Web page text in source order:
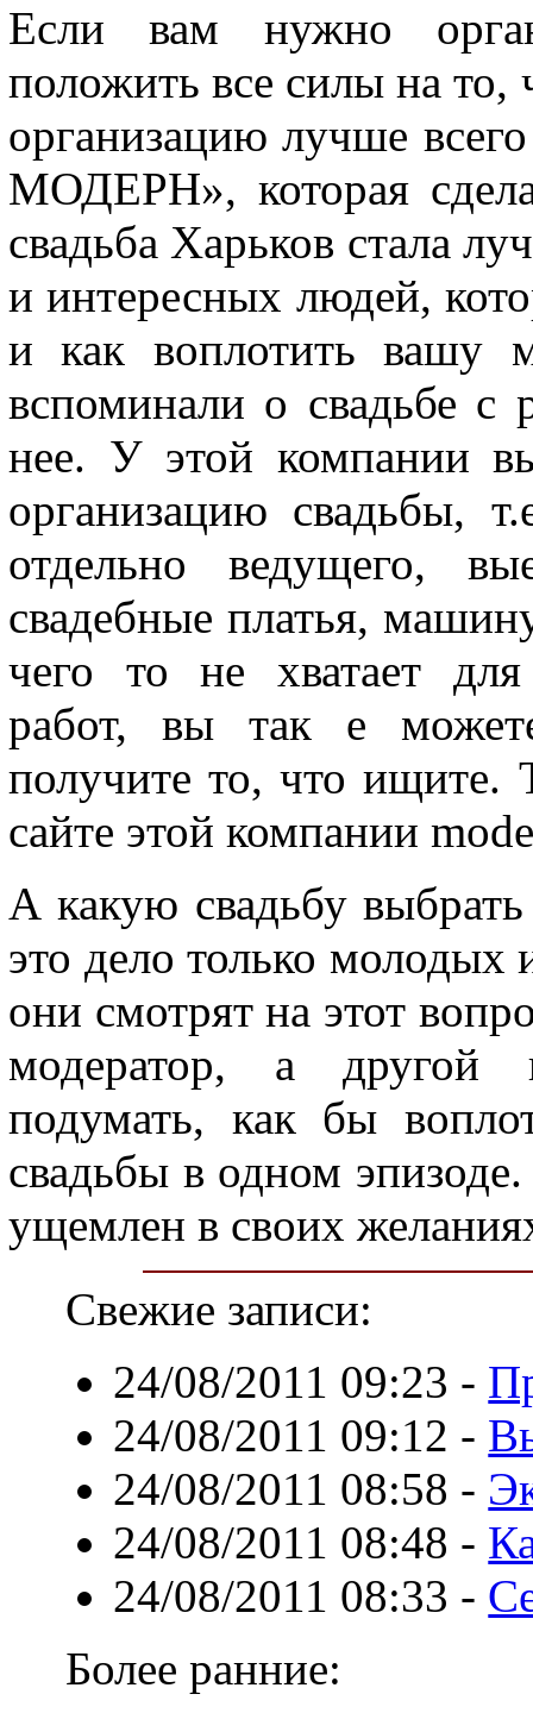
Если вам нужно
положить все силы на то,
организацию лучше
МОДЕРН», которая
свадьба Харьков стала
и интересных людей,
и как воплотить вашу
вспоминали о свадьбе с
нее. У этой компании
организацию свадьбы,
отдельно ведущего,
свадебные платья,
чего то не хватает для
работ, вы так е
получите то, что ищите.
сайте этой компании
А какую свадьбу выбрать
это дело только молодых
они смотрят на этот
модератор, а другой
подумать, как бы
свадьбы в одном
ущемлен в своих
Свежие записи:
24/08/2011 09:23 -
24/08/2011 09:12 -
24/08/2011 08:58 -
24/08/2011 08:48 -
24/08/2011 08:33 -
Более ранние: